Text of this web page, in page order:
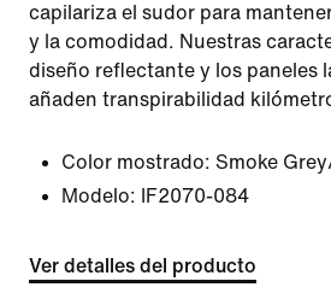
capilariza el sudor para
y la comodidad. Nuestras
diseño reflectante y los paneles
añaden transpirabilidad
Color mostrado: Smoke
Modelo:
IF2070-084
Ver detalles del producto